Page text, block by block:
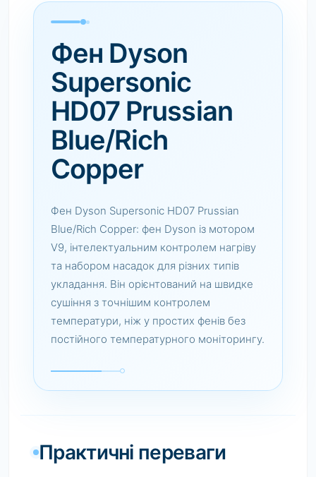
Фен Dyson
Supersonic
HD07 Prussian
Blue/Rich
Copper
Фен Dyson Supersonic HD07 Prussian
Blue/Rich Copper: фен Dyson із мотором
V9, інтелектуальним контролем нагріву
та набором насадок для різних типів
укладання. Він орієнтований на швидке
сушіння з точнішим контролем
температури, ніж у простих фенів без
постійного температурного моніторингу.
Практичні переваги